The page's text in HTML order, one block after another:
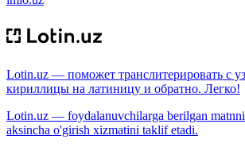
Lotin.uz — поможет транслитерировать с
кириллицы на латиницу и обратно. Легко!
Lotin.uz — foydalanuvchilarga berilgan
aksincha o'girish xizmatini taklif etadi.